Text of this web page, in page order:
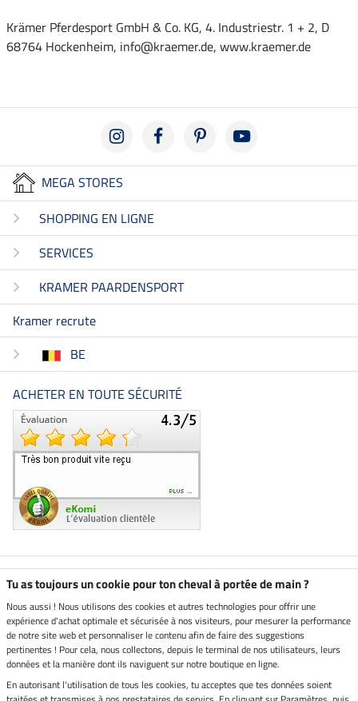
Krämer Pferdesport GmbH & Co. KG, 4. Industriestr. 1 + 2, D
68764 Hockenheim, info@kraemer.de, www.kraemer.de
MEGA STORES
SHOPPING EN LIGNE
SERVICES
KRAMER PAARDENSPORT
Kramer recrute
BE
ACHETER EN TOUTE SÉCURITÉ
Boutique climatiquement
Livraison par
Paiement sécurisé
Tu as toujours un cookie pour ton cheval à portée de main ?
Nous aussi ! Nous utilisons des cookies et autres technologies pour offrir une
expérience d'achat optimale et sécurisée à nos visiteurs, pour mesurer la performance
de notre site web et personnaliser le contenu afin de faire des suggestions
pertinentes ! Pour cela, nous collectons, depuis le terminal de nos utilisateurs, leurs
données et la manière dont ils naviguent sur notre boutique en ligne.
En autorisant l'utilisation de tous les cookies, tu acceptes que tes données soient